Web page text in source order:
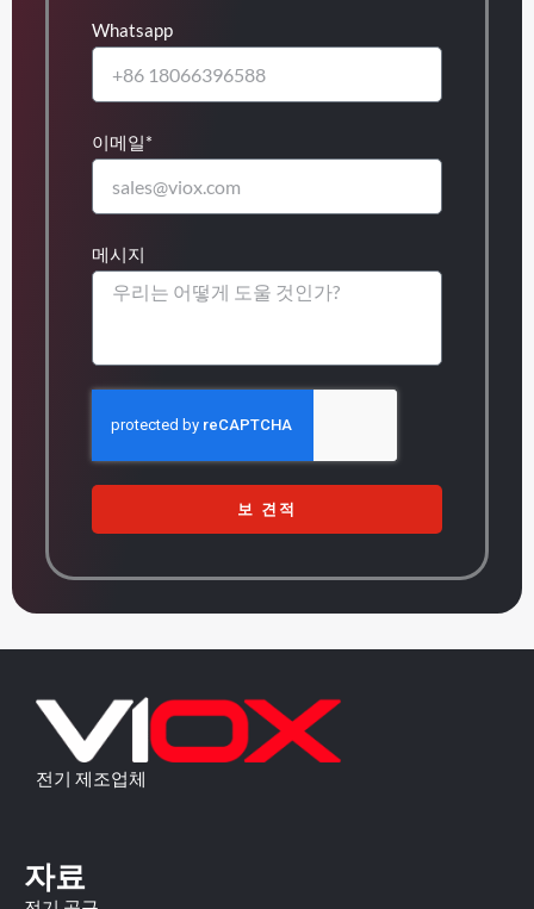
Whatsapp
이메일*
메시지
보 견적
전기 제조업체
자료